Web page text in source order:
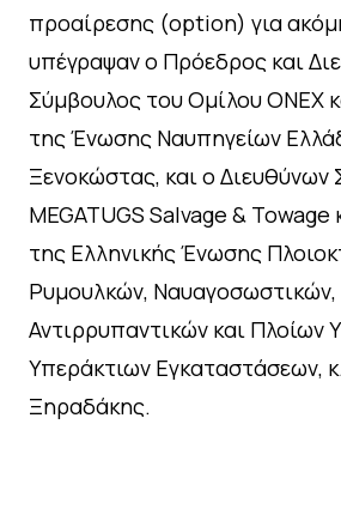
προαίρεσης (option) για
υπέγραψαν ο Πρόεδρος και
Σύμβουλος του Ομίλου ONEX
της Ένωσης Ναυπηγείων
Ξενοκώστας, και ο Διευθύνων
MEGATUGS Salvage &
της Ελληνικής Ένωσης
Ρυμουλκών, Ναυαγοσωστικών,
Αντιρρυπαντικών και Πλοίων
Υπεράκτιων Εγκαταστάσεων,
Ξηραδάκης.